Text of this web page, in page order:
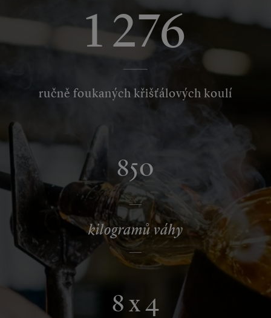
1 276
ručně foukaných křišťálových koulí
850
kilogramů váhy
8 x 4